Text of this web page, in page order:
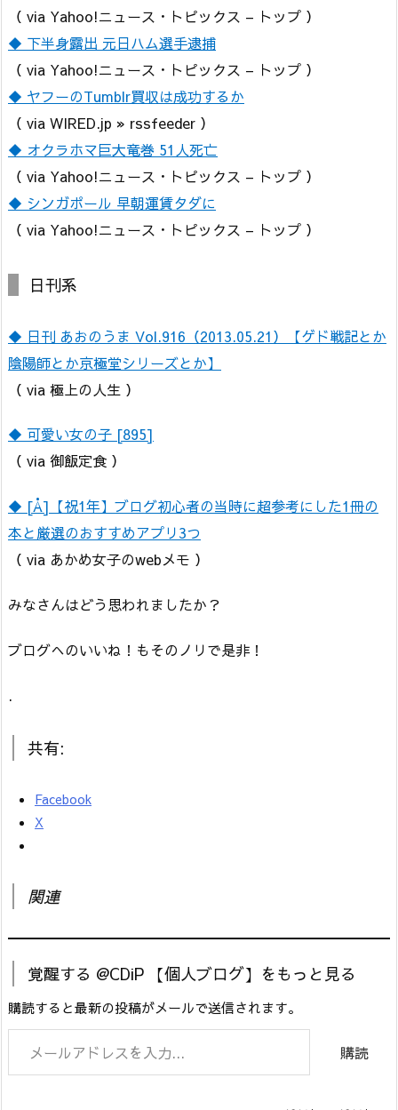
（ via Yahoo!ニュース・トピックス – トップ ）
◆ 下半身露出 元日ハム選手逮捕
（ via Yahoo!ニュース・トピックス – トップ ）
◆ ヤフーのTumblr買収は成功するか
（ via WIRED.jp » rssfeeder ）
◆ オクラホマ巨大竜巻 51人死亡
（ via Yahoo!ニュース・トピックス – トップ ）
◆ シンガポール 早朝運賃タダに
（ via Yahoo!ニュース・トピックス – トップ ）
日刊系
◆ 日刊 あおのうま Vol.916（2013.05.21）【ゲド戦記とか
陰陽師とか京極堂シリーズとか】
（ via 極上の人生 ）
◆ 可愛い女の子 [895]
（ via 御飯定食 ）
◆ [Å]【祝1年】ブログ初心者の当時に超参考にした1冊の
本と厳選のおすすめアプリ3つ
（ via あかめ女子のwebメモ ）
みなさんはどう思われましたか？
ブログへのいいね！もそのノリで是非！
.
共有:
Facebook
X
関連
覚醒する @CDiP 【個人ブログ】をもっと見る
購読すると最新の投稿がメールで送信されます。
メールアドレスを入力...
購読